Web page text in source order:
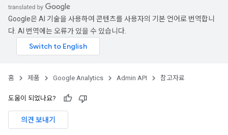
Google은 AI 기술을 사용하여 콘텐츠를 사용자의 기본 언어로 번역합니
다. AI 번역에는 오류가 있을 수 있습니다.
홈 제품 Google Analytics Admin API 참고자료
도움이 되었나요?
의견 보내기